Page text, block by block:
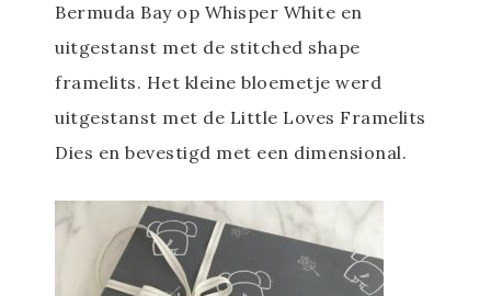
Bermuda Bay op Whisper White en
uitgestanst met de stitched shape
framelits. Het kleine bloemetje werd
uitgestanst met de Little Loves Framelits
Dies en bevestigd met een dimensional.